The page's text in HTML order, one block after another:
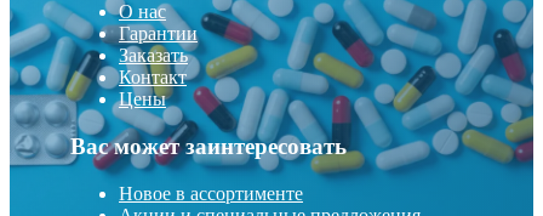
О нас
Гарантии
Заказать
Контакт
Цены
Вас может заинтересовать
Новое в ассортименте